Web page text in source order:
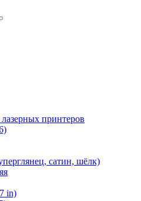
принтеров
сатин, шёлк)
in)